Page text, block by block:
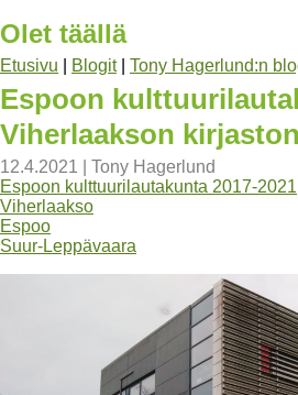
Olet täällä
Etusivu Blogit| Tony Hagerlund:n
Espoon
Viherlaakson
12.4.2021
Tony Hagerlund
Espoon kulttuurilautakunta 2017-2021
Viherlaakso
Espoo
Suur-Leppävaara